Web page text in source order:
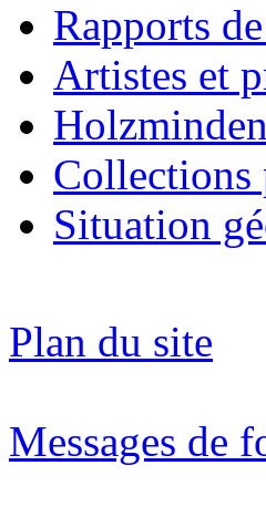
Rapports
Artistes et
Collections
Situation
Plan du site
Messages de